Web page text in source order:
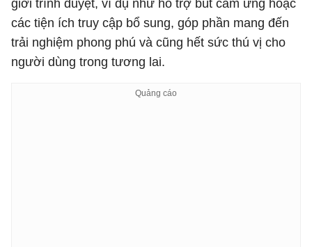
giới trình duyệt, ví dụ như hỗ trợ bút cảm ứng hoặc
các tiện ích truy cập bổ sung, góp phần mang đến
trải nghiệm phong phú và cũng hết sức thú vị cho
người dùng trong tương lai.